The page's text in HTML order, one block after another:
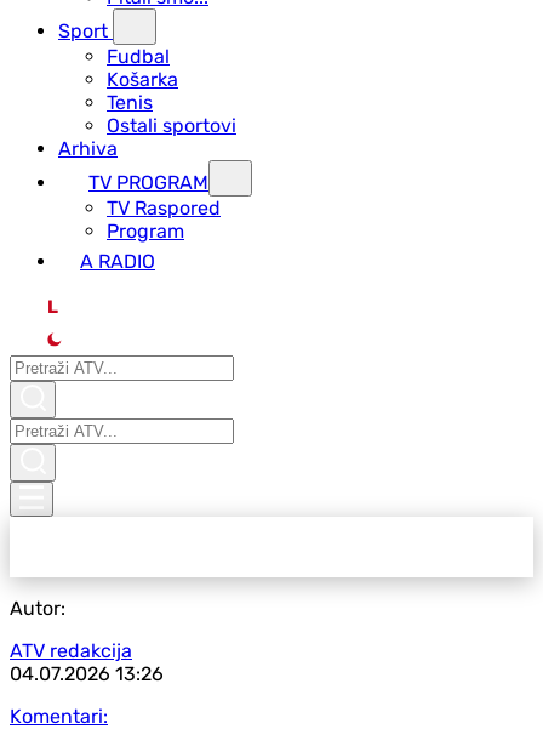
Sport
Fudbal
Košarka
Tenis
Ostali sportovi
Arhiva
TV PROGRAM
ТV Raspored
Program
A RADIO
L
Autor:
ATV redakcija
04.07.2026 13:26
Komentari: